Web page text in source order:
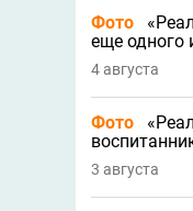
Фото
еще одного
4 августа
Фото
3 августа